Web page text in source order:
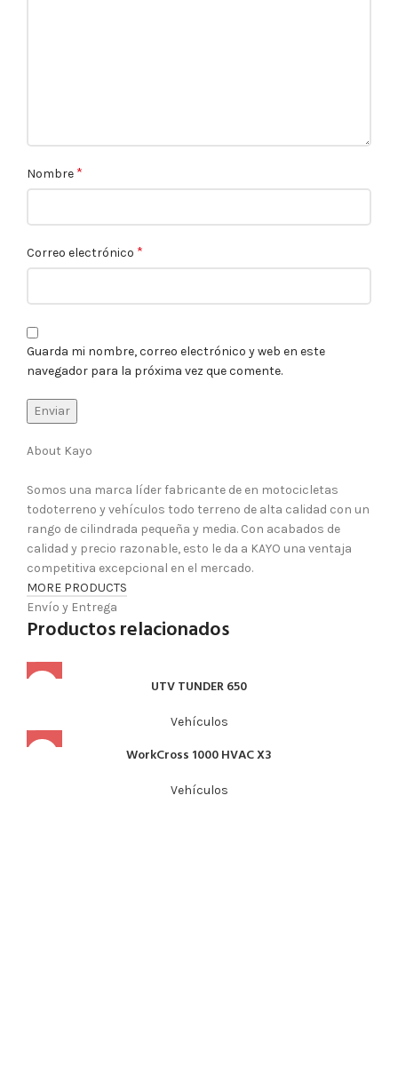
Nombre *
Correo electrónico *
Guarda mi nombre, correo electrónico y web en este
navegador para la próxima vez que comente.
About Kayo
Somos una marca líder fabricante de en motocicletas
todoterreno y vehículos todo terreno de alta calidad con un
rango de cilindrada pequeña y media. Con acabados de
calidad y precio razonable, esto le da a KAYO una ventaja
competitiva excepcional en el mercado.
MORE PRODUCTS
Envío y Entrega
Productos relacionados
UTV TUNDER 650
Vehículos
WorkCross 1000 HVAC X3
Vehículos